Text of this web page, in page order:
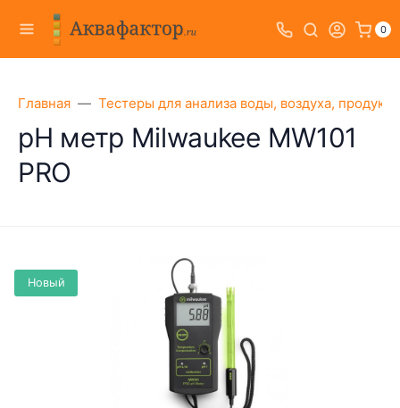
0
Главная Тестеры для анализа воды, воздуха,
pH метр Milwaukee MW101
PRO
Новый